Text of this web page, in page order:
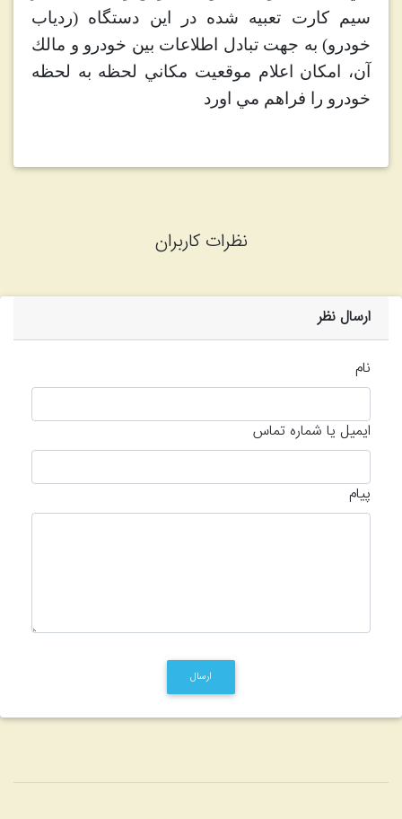
سيم كارت تعبيه شده در اين دستگاه (ردياب
خودرو) به جهت تبادل اطلاعات بين خودرو و مالك
آن، امكان اعلام موقعيت مكاني لحظه به لحظه
خودرو را فراهم مي اورد
نظرات کاربران
ارسال نظر
نام
ایمیل یا شماره تماس
پیام
ارسال